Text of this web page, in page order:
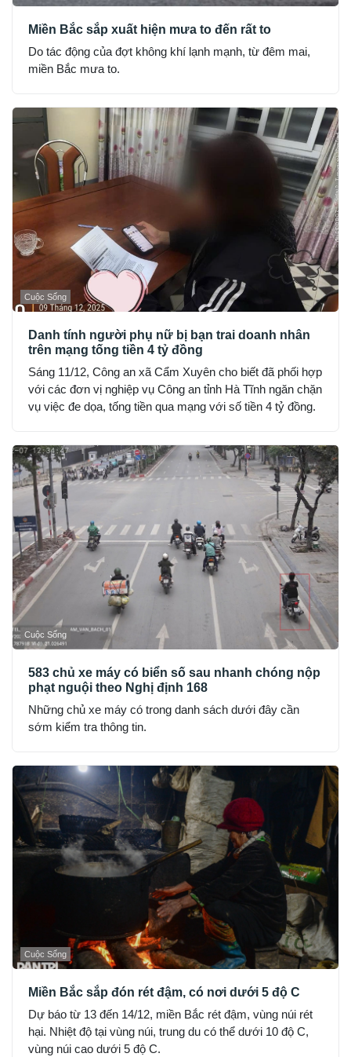
Miền Bắc sắp xuất hiện mưa to đến rất to
Do tác động của đợt không khí lạnh mạnh, từ đêm mai,
miền Bắc mưa to.
Cuộc Sống
Danh tính người phụ nữ bị bạn trai doanh nhân
trên mạng tống tiền 4 tỷ đồng
Sáng 11/12, Công an xã Cẩm Xuyên cho biết đã phối hợp
với các đơn vị nghiệp vụ Công an tỉnh Hà Tĩnh ngăn chặn
vụ việc đe dọa, tống tiền qua mạng với số tiền 4 tỷ đồng.
Cuộc Sống
583 chủ xe máy có biển số sau nhanh chóng nộp
phạt nguội theo Nghị định 168
Những chủ xe máy có trong danh sách dưới đây cần
sớm kiểm tra thông tin.
Cuộc Sống
Miền Bắc sắp đón rét đậm, có nơi dưới 5 độ C
Dự báo từ 13 đến 14/12, miền Bắc rét đậm, vùng núi rét
hại. Nhiệt độ tại vùng núi, trung du có thể dưới 10 độ C,
vùng núi cao dưới 5 độ C.